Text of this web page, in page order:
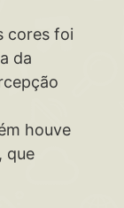
cores foi
da
houve
que